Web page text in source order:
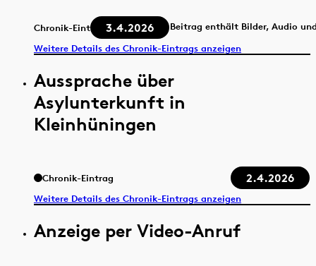
Chronik-Eintrag 3.4.2026
Beitrag enthält Bilder, Audio
Weitere Details des Chronik-Eintrags anzeigen
Aussprache über
Asylunterkunft in
Kleinhüningen
Chronik-Eintrag 2.4.2026
Weitere Details des Chronik-Eintrags anzeigen
Anzeige per Video-Anruf